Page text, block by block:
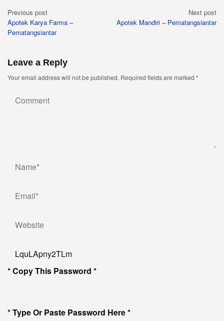
Post
navigation
Previous post
Apotek Karya Farma –
Pematangsiantar
Next post
Apotek Mandiri – Pematangsiantar
Leave a Reply
Your email address will not be published. Required fields are marked *
* Copy This Password *
* Type Or Paste Password Here *